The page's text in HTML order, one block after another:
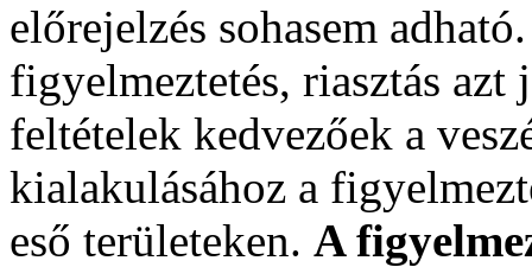
előrejelzés sohasem
figyelmeztetés, riasztás
feltételek kedvezőek a
kialakulásához a
eső területeken. A